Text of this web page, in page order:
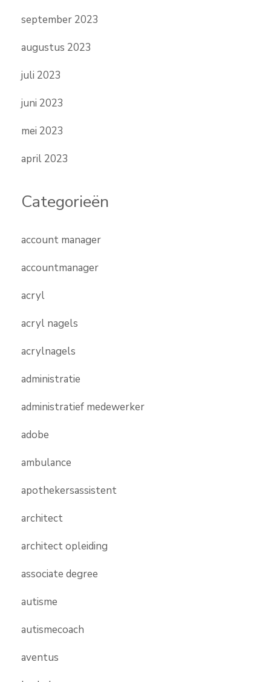
september 2023
augustus 2023
juli 2023
juni 2023
mei 2023
april 2023
Categorieën
account manager
accountmanager
acryl
acryl nagels
acrylnagels
administratie
administratief medewerker
adobe
ambulance
apothekersassistent
architect
architect opleiding
associate degree
autisme
autismecoach
aventus